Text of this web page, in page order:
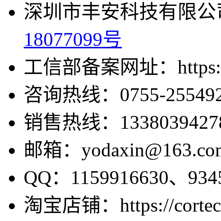
深圳市丰安科技有限
18077099号
工信部备案网址：
咨询热线：0755-
销售热线：
邮箱：
QQ：1159916630、
淘宝店铺：https://